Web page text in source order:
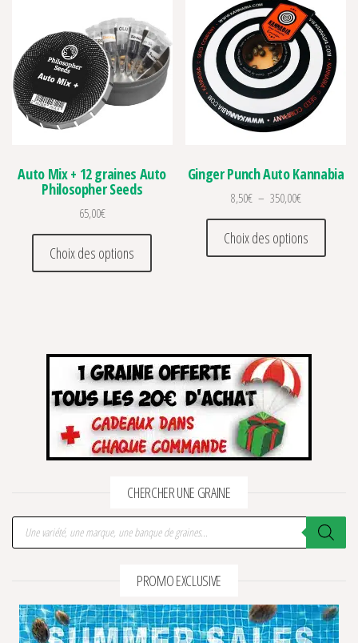
Auto Mix + 12 graines Auto
Philosopher Seeds
65,00€
Choix des options
Ce produit a plusieurs variations. Les
Ginger Punch Auto Kannabia
8,50€ – 350,00€Plage de prix
Choix des options
Ce
CHERCHER UNE GRAINE
Recherche de produits
PROMO EXCLUSIVE